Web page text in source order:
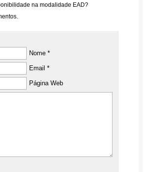
na modalidade EAD?
Nome *
Email *
Página Web